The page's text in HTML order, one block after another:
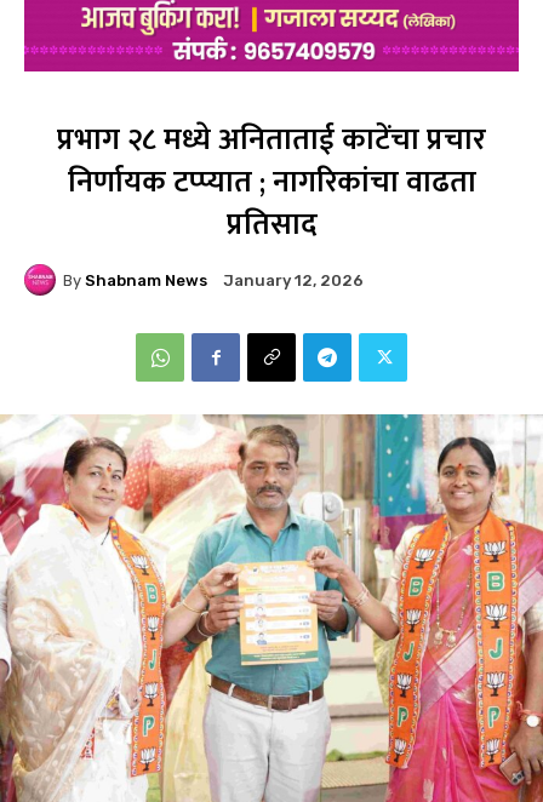
प्रभाग २८ मध्ये अनिताताई काटेंचा प्रचार
निर्णायक टप्प्यात ; नागरिकांचा वाढता
प्रतिसाद
By Shabnam News January 12, 2026